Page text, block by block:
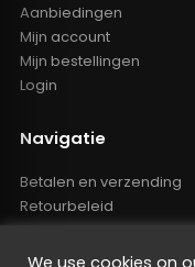
Aanbiedingen
Mijn account
Mijn bestellingen
Login
Navigatie
Betalen en verzending
Retourbeleid
Algemene voorwaarden
We use cookies on